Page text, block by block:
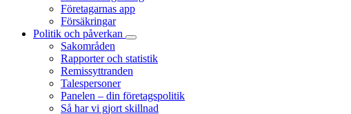
Företagarnas app
Försäkringar
Politik och påverkan
Sakområden
Rapporter och statistik
Remissyttranden
Talespersoner
Panelen – din företagspolitik
Så har vi gjort skillnad